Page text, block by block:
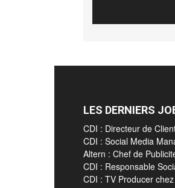
LES DERNIERS
CDI : Directeur de
CDI : Social Media
Altern : Chef de
CDI : Responsable
CDI : TV Producer